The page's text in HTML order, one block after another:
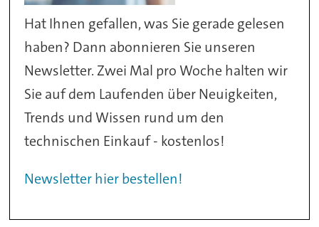
Hat Ihnen gefallen, was Sie gerade gelesen
haben? Dann abonnieren Sie unseren
Newsletter. Zwei Mal pro Woche halten wir
Sie auf dem Laufenden über Neuigkeiten,
Trends und Wissen rund um den
technischen Einkauf - kostenlos!
Newsletter hier bestellen!